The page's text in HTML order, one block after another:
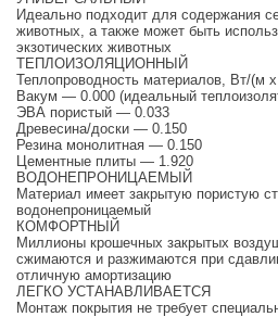
Идеально подходит для содержания
животных, а также может быть
экзотических животных
ТЕПЛОИЗОЛЯЦИОННЫЙ
Теплопроводность материалов, Вт/(м
Вакум — 0.000 (идеальный
ЭВА пористый — 0.033
Древесина/доски — 0.150
Резина монолитная — 0.150
Цементные плиты — 1.920
ВОДОНЕПРОНИЦАЕМЫЙ
Материал имеет закрытую пористую
водонепроницаемый
КОМФОРТНЫЙ
Миллионы крошечных закрытых
сжимаются и разжимаются при
отличную амортизацию
ЛЕГКО УСТАНАВЛИВАЕТСЯ
Монтаж покрытия не требует